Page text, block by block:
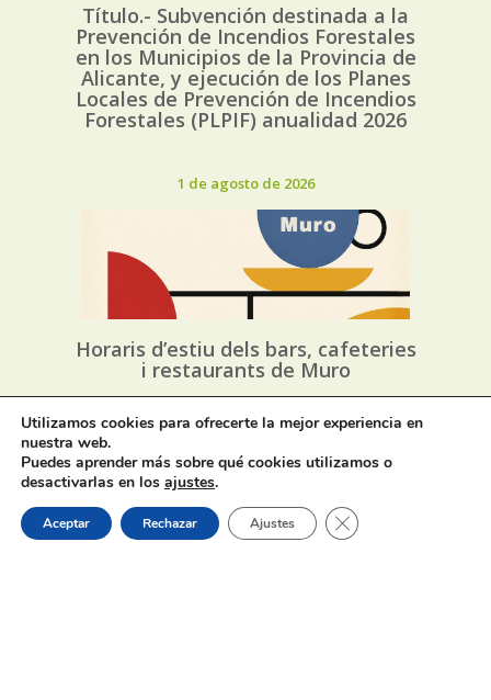
Título.- Subvención destinada a la
Prevención de Incendios Forestales
en los Municipios de la Provincia de
Alicante, y ejecución de los Planes
Locales de Prevención de Incendios
Forestales (PLPIF) anualidad 2026
1 de agosto de 2026
Horaris d’estiu dels bars, cafeteries
i restaurants de Muro
31 de julio de 2026
Utilizamos cookies para ofrecerte la mejor experiencia en
nuestra web.
Puedes aprender más sobre qué cookies utilizamos o
desactivarlas en los ajustes.
Aceptar Rechazar Ajustes Cerrar el banner de